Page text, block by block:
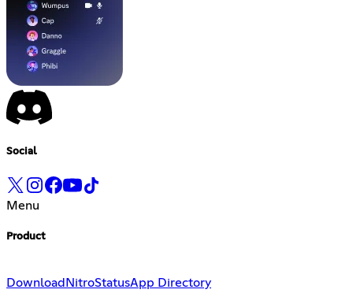
Social
Menu
Product
Download NitroStatusApp Directory